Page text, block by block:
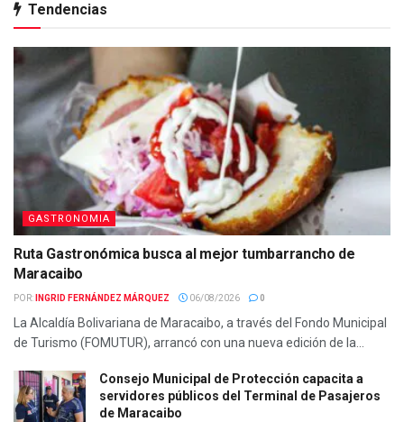
Tendencias
GASTRONOMIA
Ruta Gastronómica busca al mejor tumbarrancho de
Maracaibo
POR: INGRID FERNÁNDEZ MÁRQUEZ 06/08/2026 0
La Alcaldía Bolivariana de Maracaibo, a través del Fondo Municipal
de Turismo (FOMUTUR), arrancó con una nueva edición de la...
Consejo Municipal de Protección capacita a
servidores públicos del Terminal de Pasajeros
de Maracaibo